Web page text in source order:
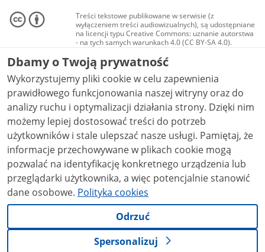
Treści tekstowe publikowane w serwisie (z
wyłączeniem treści audiowizualnych), są udostępniane
na licencji typu Creative Commons: uznanie autorstwa
- na tych samych warunkach 4.0 (CC BY-SA 4.0).
Materiały audiowizualne, w tym zdjęcia, materiały
audio i wideo, są udostępniane na licencji typu
Creative Commons: uznanie autorstwa użycie
niekomercyjne - bez utworów zależnych 4.0 (CC BY-
NC-ND 4.0), o ile nie jest to stwierdzone inaczej.
Dbamy o Twoją prywatność
Wykorzystujemy pliki cookie w celu zapewnienia
prawidłowego funkcjonowania naszej witryny oraz do
analizy ruchu i optymalizacji działania strony. Dzięki nim
możemy lepiej dostosować treści do potrzeb
użytkowników i stale ulepszać nasze usługi. Pamiętaj, że
informacje przechowywane w plikach cookie mogą
pozwalać na identyfikację konkretnego urządzenia lub
przeglądarki użytkownika, a więc potencjalnie stanowić
dane osobowe. Polityka cookies
Odrzuć
Spersonalizuj